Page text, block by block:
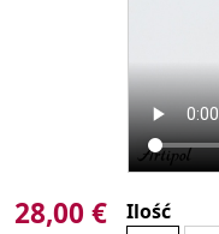
28,00 € Ilość